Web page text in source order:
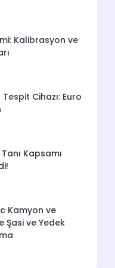
Kalibrasyon ve
Cihazı: Euro
Kapsamı
Kamyon ve
Şasi ve Yedek